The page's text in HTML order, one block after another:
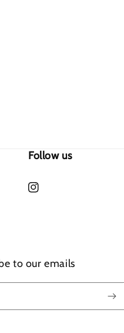
Follow us
https://
to our emails